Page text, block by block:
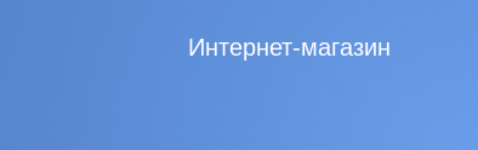
Интернет-магазин